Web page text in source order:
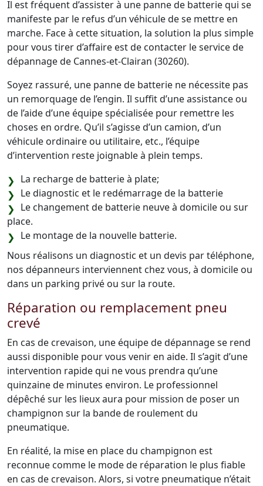
Il est fréquent d’assister à une panne de batterie qui se
manifeste par le refus d’un véhicule de se mettre en
marche. Face à cette situation, la solution la plus simple
pour vous tirer d’affaire est de contacter le service de
dépannage de Cannes-et-Clairan (30260).
Soyez rassuré, une panne de batterie ne nécessite pas
un remorquage de l’engin. Il suffit d’une assistance ou
de l’aide d’une équipe spécialisée pour remettre les
choses en ordre. Qu’il s’agisse d’un camion, d’un
véhicule ordinaire ou utilitaire, etc., l’équipe
d’intervention reste joignable à plein temps.
La recharge de batterie à plate;
Le diagnostic et le redémarrage de la batterie
Le changement de batterie neuve à domicile ou sur
place.
Le montage de la nouvelle batterie.
Nous réalisons un diagnostic et un devis par téléphone,
nos dépanneurs interviennent chez vous, à domicile ou
dans un parking privé ou sur la route.
Réparation ou remplacement pneu
crevé
En cas de crevaison, une équipe de dépannage se rend
aussi disponible pour vous venir en aide. Il s’agit d’une
intervention rapide qui ne vous prendra qu’une
quinzaine de minutes environ. Le professionnel
dépêché sur les lieux aura pour mission de poser un
champignon sur la bande de roulement du
pneumatique.
En réalité, la mise en place du champignon est
reconnue comme le mode de réparation le plus fiable
en cas de crevaison. Alors, si votre pneumatique n’était